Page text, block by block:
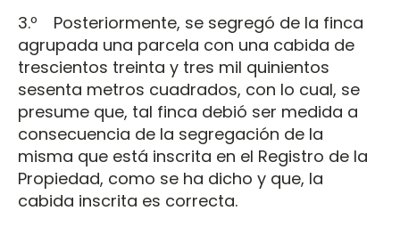
3.º Posteriormente, se segregó de la finca
agrupada una parcela con una cabida de
trescientos treinta y tres mil quinientos
sesenta metros cuadrados, con lo cual, se
presume que, tal finca debió ser medida a
consecuencia de la segregación de la
misma que está inscrita en el Registro de la
Propiedad, como se ha dicho y que, la
cabida inscrita es correcta.